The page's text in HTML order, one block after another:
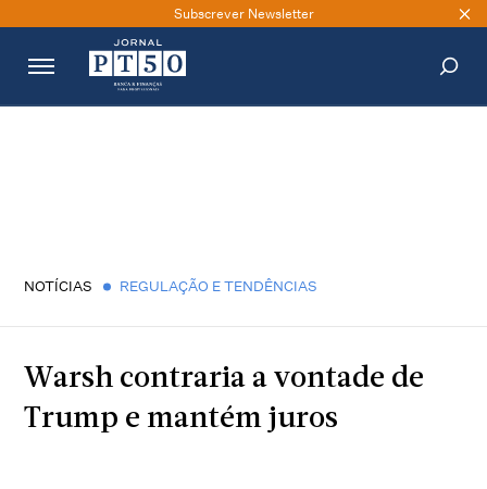
Subscrever Newsletter
NOTÍCIAS REGULAÇÃO E TENDÊNCIAS
Warsh contraria a vontade de
Trump e mantém juros